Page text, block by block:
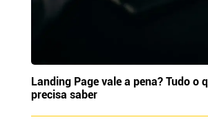
Landing Page vale a pena? Tudo o
precisa saber